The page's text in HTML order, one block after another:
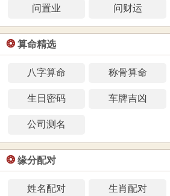
问置业 问财运
❂ 算命精选
八字算命 称骨算命
生日密码 车牌吉凶
公司测名
❂ 缘分配对
姓名配对 生肖配对